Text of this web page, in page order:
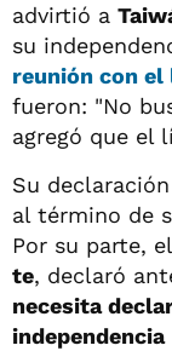
advirtió a
su
reunión con
fueron: "No
agregó que el
Su
al término de
Por su parte,
te, declaró
necesita
independencia